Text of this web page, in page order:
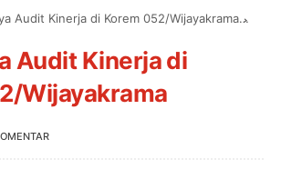
Audit Kinerja di Korem 052/Wijayakrama
Audit Kinerja di
Wijayakrama